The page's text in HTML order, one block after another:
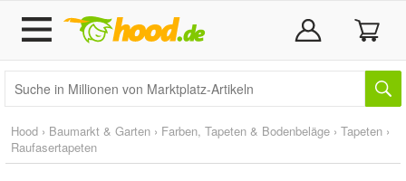
Hood › Baumarkt & Garten › Farben, Tapeten & Bodenbeläge › Tapeten ›
Raufasertapeten